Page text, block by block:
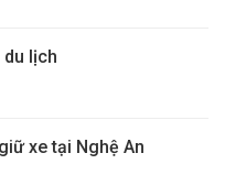
du lịch
xe tại Nghệ An